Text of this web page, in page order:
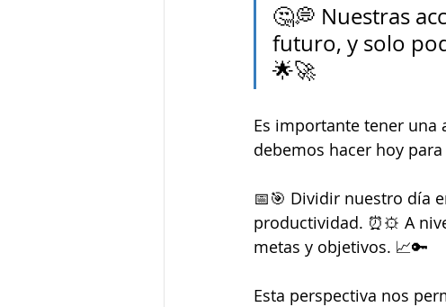
🤔💭 Nuestras
futuro, y solo
🌟🚀
Es importante tener una
debemos hacer hoy
📅🎯 Dividir nuestro día
productividad. ⏰⚙️ A
metas y objetivos. 📈🔑
Esta perspectiva nos